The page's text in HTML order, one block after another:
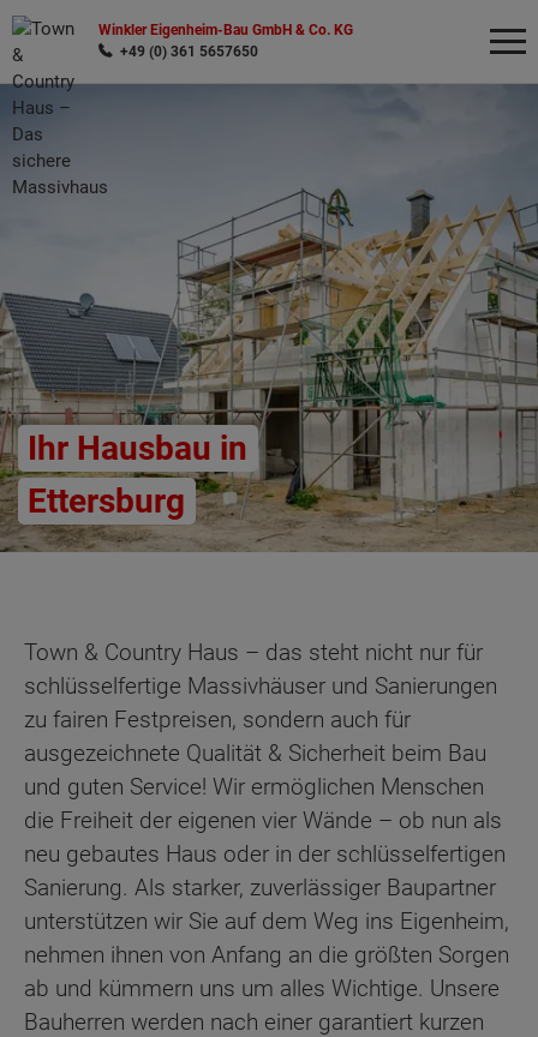
Winkler Eigenheim-Bau GmbH & Co. KG
+49 (0) 361 5657650
Ihr Hausbau in
Ettersburg
Town & Country Haus – das steht nicht nur für
schlüsselfertige Massivhäuser und Sanierungen
zu fairen Festpreisen, sondern auch für
ausgezeichnete Qualität & Sicherheit beim Bau
und guten Service! Wir ermöglichen Menschen
die Freiheit der eigenen vier Wände – ob nun als
neu gebautes Haus oder in der schlüsselfertigen
Sanierung. Als starker, zuverlässiger Baupartner
unterstützen wir Sie auf dem Weg ins Eigenheim,
nehmen ihnen von Anfang an die größten Sorgen
ab und kümmern uns um alles Wichtige. Unsere
Bauherren werden nach einer garantiert kurzen
Wonach möchten Sie suchen?